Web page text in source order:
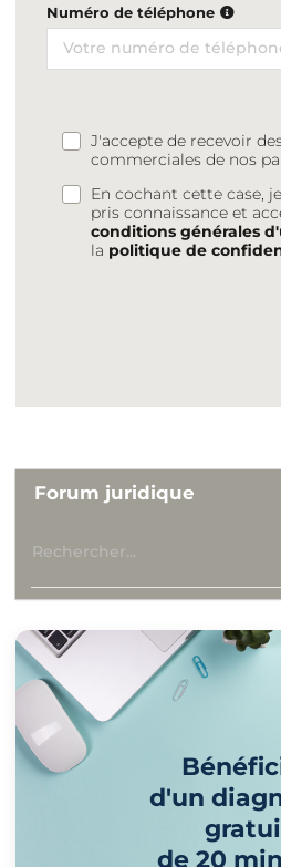
Numéro de téléphone
J'accepte de recevoir
commerciales de nos
En cochant cette case,
pris connaissance et
conditions générales
la politique de
Forum juridique
d'un
de 20